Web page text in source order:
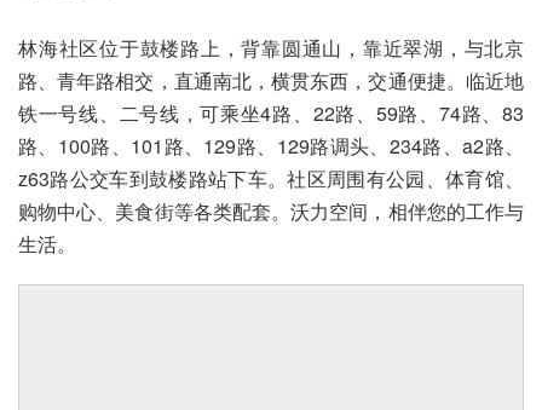
林海社区位于鼓楼路上，背靠圆通山，靠近翠湖，与北京
路、青年路相交，直通南北，横贯东西，交通便捷。临近地
铁一号线、二号线，可乘坐4路、22路、59路、74路、83
路、100路、101路、129路、129路调头、234路、a2路、
z63路公交车到鼓楼路站下车。社区周围有公园、体育馆、
购物中心、美食街等各类配套。沃力空间，相伴您的工作与
生活。